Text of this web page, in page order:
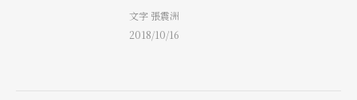
文字 張震洲
2018/10/16